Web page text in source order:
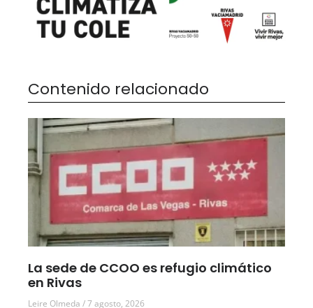
Contenido relacionado
La sede de CCOO es refugio climático
en Rivas
Leire Olmeda 7 agosto, 2026